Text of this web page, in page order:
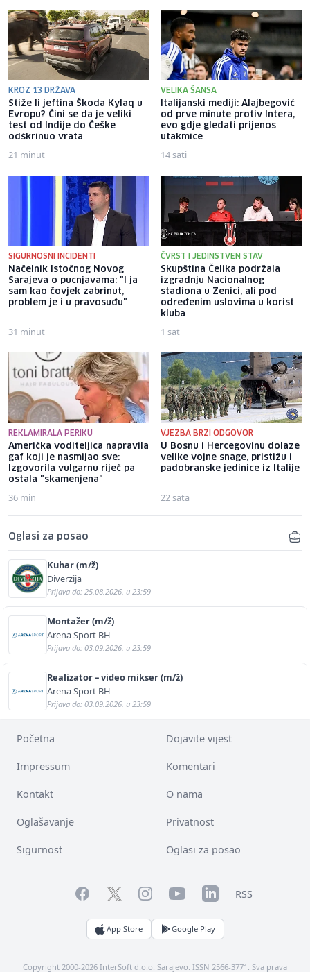
KROZ 13 DRŽAVA
Stiže li jeftina Škoda Kylaq u
Evropu? Čini se da je veliki
test od Indije do Češke
odškrinuo vrata
21 minut
VELIKA ŠANSA
Italijanski mediji: Alajbegović
od prve minute protiv Intera,
evo gdje gledati prijenos
utakmice
14 sati
SIGURNOSNI INCIDENTI
Načelnik Istočnog Novog
Sarajeva o pucnjavama: "I ja
sam kao čovjek zabrinut,
problem je i u pravosuđu"
31 minut
ČVRST I JEDINSTVEN STAV
Skupština Čelika podržala
izgradnju Nacionalnog
stadiona u Zenici, ali pod
određenim uslovima u korist
kluba
1 sat
REKLAMIRALA PERIKU
Američka voditeljica napravila
gaf koji je nasmijao sve:
Izgovorila vulgarnu riječ pa
ostala "skamenjena"
36 min
VJEŽBA BRZI ODGOVOR
U Bosnu i Hercegovinu dolaze
velike vojne snage, pristižu i
padobranske jedinice iz Italije
22 sata
Oglasi za posao
Kuhar (m/ž)
Diverzija
Prijava do: 25.08.2026. u 23:59
Montažer (m/ž)
Arena Sport BH
Prijava do: 03.09.2026. u 23:59
Realizator – video mikser (m/ž)
Arena Sport BH
Prijava do: 03.09.2026. u 23:59
Početna Dojavite vijest
Impressum Komentari
Kontakt O nama
Oglašavanje Privatnost
Sigurnost Oglasi za posao
FacebookTwitterInstagramYouTubeLinkedInRSS
App Store Google Play
Copyright 2000-2026 InterSoft d.o.o. Sarajevo. ISSN 2566-3771. Sva prava